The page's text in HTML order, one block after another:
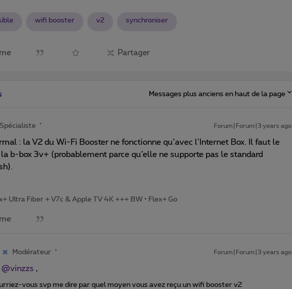
wifi booster v2 synchroniser
Partager
Messages plus anciens en haut de la page
Spécialiste Forum|Forum|3 years ago
: la V2 du Wi-Fi Booster ne fonctionne qu’avec l’Internet Box. Il faut le
b-box 3v+ (probablement parce qu’elle ne supporte pas le standard
Ultra Fiber + V7c & Apple TV 4K +++ BW • Flex+ Go
Modérateur Forum|Forum|3 years ago
@vinzzs ,
vous svp me dire par quel moyen vous avez reçu un wifi booster v2